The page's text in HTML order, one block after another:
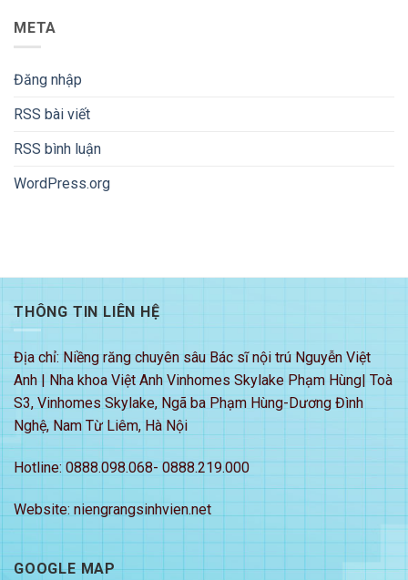
META
Đăng nhập
RSS bài viết
RSS bình luận
WordPress.org
THÔNG TIN LIÊN HỆ
Địa chỉ: Niềng răng chuyên sâu Bác sĩ nội trú Nguyễn Việt
Anh | Nha khoa Việt Anh Vinhomes Skylake Phạm Hùng| Toà
S3, Vinhomes Skylake, Ngã ba Phạm Hùng-Dương Đình
Nghệ, Nam Từ Liêm, Hà Nội
Hotline: 0888.098.068- 0888.219.000
Website: niengrangsinhvien.net
GOOGLE MAP